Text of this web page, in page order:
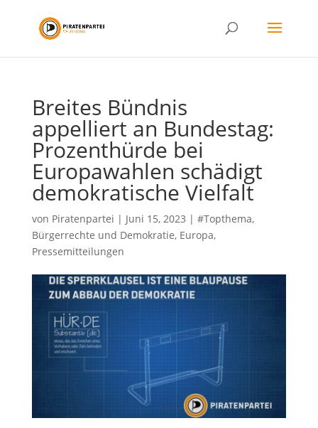
Breites Bündnis
appelliert an Bundestag:
Prozenthürde bei
Europawahlen schädigt
demokratische Vielfalt
von Piratenpartei | Juni 15, 2023 | #Topthema,
Bürgerrechte und Demokratie, Europa,
Pressemitteilungen